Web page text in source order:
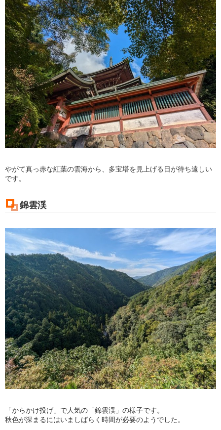
やがて真っ赤な紅葉の雲海から、多宝塔を見上げる日が待ち遠しい
です。
錦雲渓
「からかけ投げ」で人気の「錦雲渓」の様子です。
秋色が深まるにはいましばらく時間が必要のようでした。